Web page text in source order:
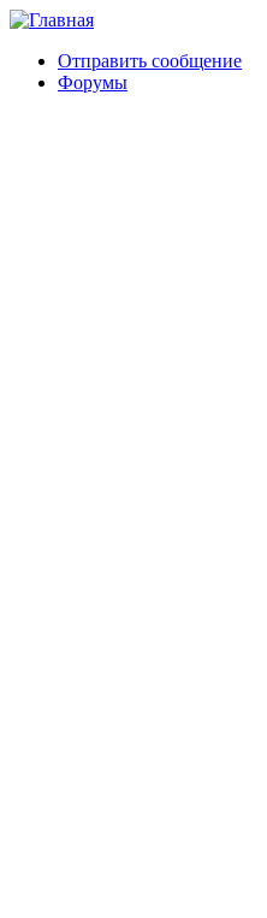
Отправить сообщение
Форумы